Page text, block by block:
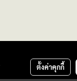
ตั้งค่าคุกกี้